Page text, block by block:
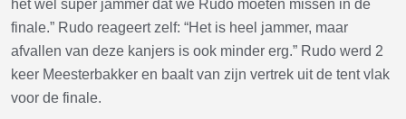
het wel super jammer dat we Rudo moeten missen in de
finale.” Rudo reageert zelf: “Het is heel jammer, maar
afvallen van deze kanjers is ook minder erg.” Rudo werd 2
keer Meesterbakker en baalt van zijn vertrek uit de tent vlak
voor de finale.